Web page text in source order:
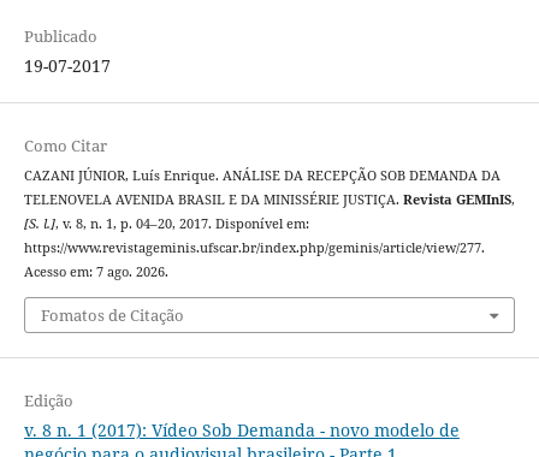
Publicado
19-07-2017
Como Citar
CAZANI JÚNIOR, Luís Enrique. ANÁLISE DA RECEPÇÃO SOB DEMANDA DA
TELENOVELA AVENIDA BRASIL E DA MINISSÉRIE JUSTIÇA. Revista GEMInIS,
[S. l.], v. 8, n. 1, p. 04–20, 2017. Disponível em:
https://www.revistageminis.ufscar.br/index.php/geminis/article/view/277.
Acesso em: 7 ago. 2026.
Fomatos de Citação
Edição
v. 8 n. 1 (2017): Vídeo Sob Demanda - novo modelo de